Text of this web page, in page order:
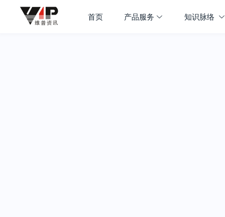
首页 产品服务 知识脉络